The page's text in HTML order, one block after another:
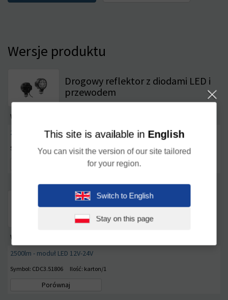
Wersje produktu
Drogowy reflektor z diodami LED i
przewodem
Wyposażenie
2500lm - moduł LED 12V-24V, przewód 0,5 m
Symbol: CDC3.51800 Ilość: karton/1
Drogowy reflektor z diodami LED i
wbudowanym złączem AMP Faston
Wyposażenie
2500lm - moduł LED 12V-24V
Symbol: CDC3.51806 Ilość: karton/1
Porównaj
This site is available in English
You can visit the version of our site tailored
for your region.
Switch to English
Stay on this page